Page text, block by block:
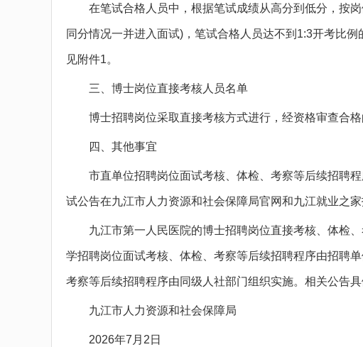
在笔试合格人员中，根据笔试成绩从高分到低分，按岗
同分情况一并进入面试)，笔试合格人员达不到1:3开考比
见附件1。
三、博士岗位直接考核人员名单
博士招聘岗位采取直接考核方式进行，经资格审查合格
四、其他事宜
市直单位招聘岗位面试考核、体检、考察等后续招聘程
试公告在九江市人力资源和社会保障局官网和九江就业之家
九江市第一人民医院的博士招聘岗位直接考核、体检、
学招聘岗位面试考核、体检、考察等后续招聘程序由招聘
考察等后续招聘程序由同级人社部门组织实施。相关公告
九江市人力资源和社会保障局
2026年7月2日